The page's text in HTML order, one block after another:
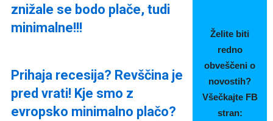
znižale se bodo plače, tudi
minimalne!!!
Želite biti
redno
obveščeni o
novostih?
Všečkajte FB
stran:
Prihaja recesija? Revščina je
pred vrati! Kje smo z
evropsko minimalno plačo?